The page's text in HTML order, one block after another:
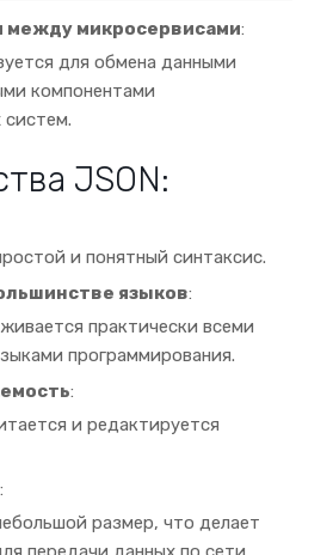
между микросервисами:
для обмена данными
компонентами
систем.
JSON:
и понятный синтаксис.
языков:
практически всеми
программирования.
:
и редактируется
:
размер, что делает